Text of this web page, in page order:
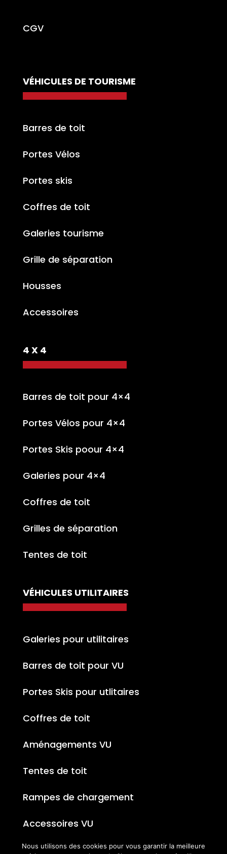
CGV
VÉHICULES DE TOURISME
Barres de toit
Portes Vélos
Portes skis
Coffres de toit
Galeries tourisme
Grille de séparation
Housses
Accessoires
4 X 4
Barres de toit pour 4×4
Portes Vélos pour 4×4
Portes Skis poour 4×4
Galeries pour 4×4
Coffres de toit
Grilles de séparation
Tentes de toit
VÉHICULES UTILITAIRES
Galeries pour utilitaires
Barres de toit pour VU
Portes Skis pour utlitaires
Coffres de toit
Aménagements VU
Tentes de toit
Rampes de chargement
Accessoires VU
Nous utilisons des cookies pour vous garantir la meilleure